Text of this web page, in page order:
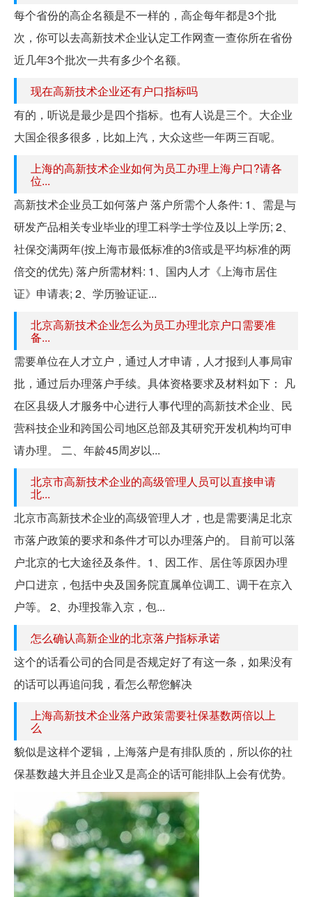
每个省份的高企名额是不一样的，高企每年都是3个批
次，你可以去高新技术企业认定工作网查一查你所在省份
近几年3个批次一共有多少个名额。
现在高新技术企业还有户口指标吗
有的，听说是最少是四个指标。也有人说是三个。大企业
大国企很多很多，比如上汽，大众这些一年两三百呢。
上海的高新技术企业如何为员工办理上海户口?请各
位...
高新技术企业员工如何落户 落户所需个人条件: 1、需是与
研发产品相关专业毕业的理工科学士学位及以上学历; 2、
社保交满两年(按上海市最低标准的3倍或是平均标准的两
倍交的优先) 落户所需材料: 1、国内人才《上海市居住
证》申请表; 2、学历验证证...
北京高新技术企业怎么为员工办理北京户口需要准
备...
需要单位在人才立户，通过人才申请，人才报到人事局审
批，通过后办理落户手续。具体资格要求及材料如下： 凡
在区县级人才服务中心进行人事代理的高新技术企业、民
营科技企业和跨国公司地区总部及其研究开发机构均可申
请办理。 二、年龄45周岁以...
北京市高新技术企业的高级管理人员可以直接申请
北...
北京市高新技术企业的高级管理人才，也是需要满足北京
市落户政策的要求和条件才可以办理落户的。 目前可以落
户北京的七大途径及条件。1、因工作、居住等原因办理
户口进京，包括中央及国务院直属单位调工、调干在京入
户等。 2、办理投靠入京，包...
怎么确认高新企业的北京落户指标承诺
这个的话看公司的合同是否规定好了有这一条，如果没有
的话可以再追问我，看怎么帮您解决
上海高新技术企业落户政策需要社保基数两倍以上
么
貌似是这样个逻辑，上海落户是有排队质的，所以你的社
保基数越大并且企业又是高企的话可能排队上会有优势。